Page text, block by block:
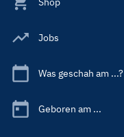
Jobs
Was geschah am ...?
Geboren am ...